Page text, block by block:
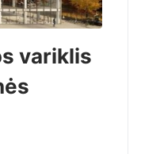
variklis